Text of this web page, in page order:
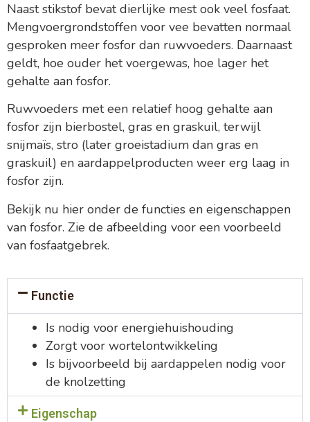
Naast stikstof bevat dierlijke mest ook veel fosfaat.
Mengvoergrondstoffen voor vee bevatten normaal
gesproken meer fosfor dan ruwvoeders. Daarnaast
geldt, hoe ouder het voergewas, hoe lager het
gehalte aan fosfor.
Ruwvoeders met een relatief hoog gehalte aan
fosfor zijn bierbostel, gras en graskuil, terwijl
snijmaïs, stro (later groeistadium dan gras en
graskuil) en aardappelproducten weer erg laag in
fosfor zijn.
Bekijk nu hier onder de functies en eigenschappen
van fosfor. Zie de afbeelding voor een voorbeeld
van fosfaatgebrek.
Functie
Is nodig voor energiehuishouding
Zorgt voor wortelontwikkeling
Is bijvoorbeeld bij aardappelen nodig voor
de knolzetting
Eigenschap